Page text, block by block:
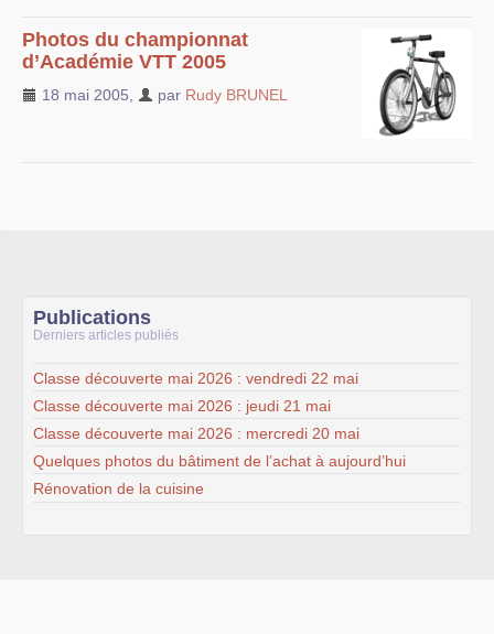
Photos du championnat
d’Académie VTT 2005
18 mai 2005 par Rudy BRUNEL
Publications
Derniers articles publiés
Classe découverte mai 2026 : vendredi 22 mai
Classe découverte mai 2026 : jeudi 21 mai
Classe découverte mai 2026 : mercredi 20 mai
Quelques photos du bâtiment de l’achat à aujourd’hui
Rénovation de la cuisine